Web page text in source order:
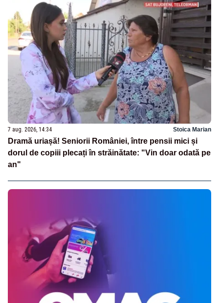
7 aug. 2026, 14:34 Stoica Marian
Dramă uriașă! Seniorii României, între pensii mici și
dorul de copiii plecați în străinătate: "Vin doar odată pe
an"